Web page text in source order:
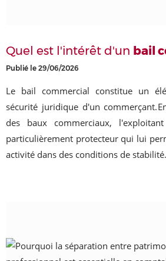
Quel est l'intérêt d'un bail
Publié le 29/06/2026
Le bail commercial constitue un
sécurité juridique d'un
des baux commerciaux,
particulièrement protecteur qui lui
activité dans des conditions de